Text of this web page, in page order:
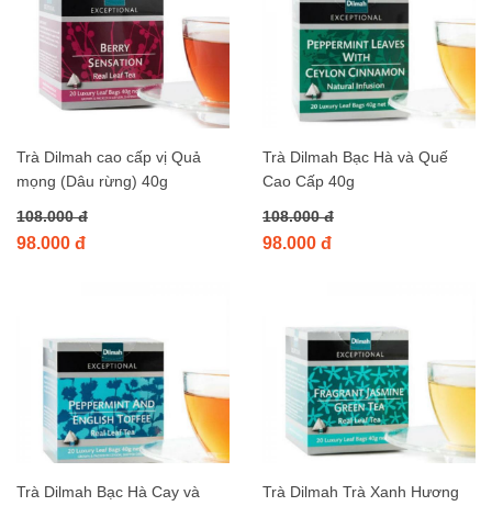
Trà Dilmah cao cấp vị Quả
mọng (Dâu rừng) 40g
108.000 đ
98.000 đ
Trà Dilmah Bạc Hà và Quế
Cao Cấp 40g
108.000 đ
98.000 đ
Trà Dilmah Bạc Hà Cay và
Trà Dilmah Trà Xanh Hương